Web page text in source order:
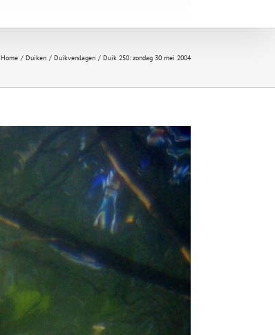
Home Duiken Duikverslagen Duik 250: zondag 30 mei 2004